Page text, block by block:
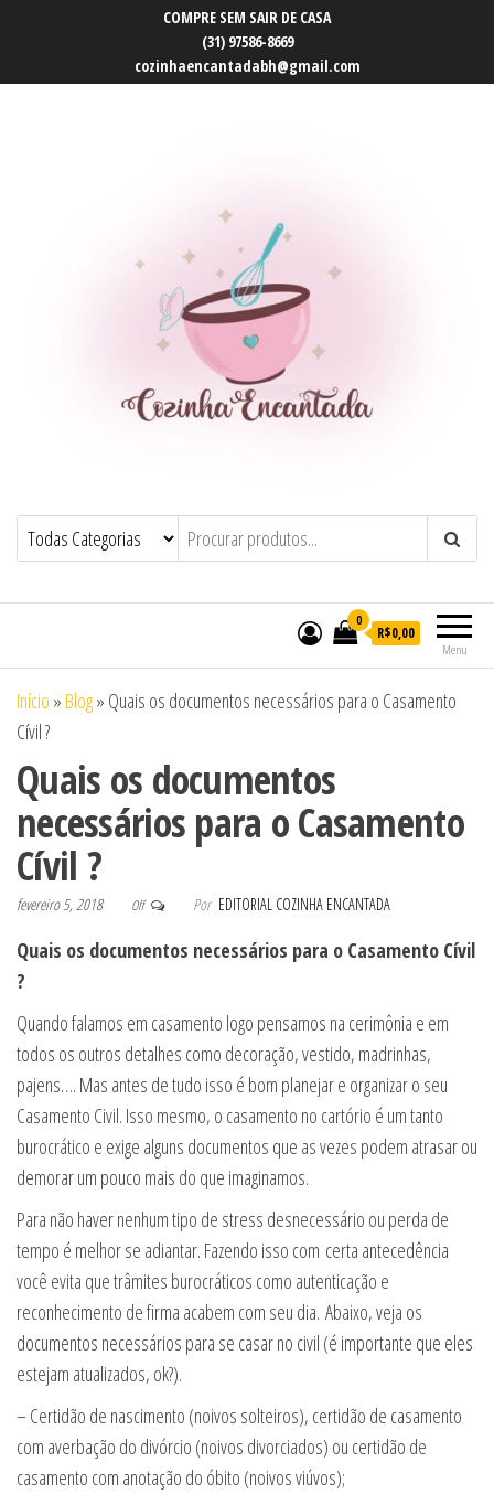
COMPRE SEM SAIR DE CASA
(31) 97586-8669
cozinhaencantadabh@gmail.com
Bolos em Maceió | Bolos
Personalizados de Casamento e
Personalizados de Casamento e
Aniversário em Maceió – Confeitaria
Cozinha Encantada
Bolos em Maceió | Bolos Personalizados
de Casamento e Aniversário em Maceió |
Doces Personalizados de Casamento e
Cozinha Encantada
Menu
0
R$0,00
Início » Blog» Quais os documentos necessários para o Casamento
Cívil ?
Quais os documentos
necessários para o Casamento
Cívil ?
fevereiro 5, 2018 Off Por EDITORIAL COZINHA ENCANTADA
Quais os documentos necessários para o Casamento Cívil
?
Quando falamos em casamento logo pensamos na cerimônia e em
todos os outros detalhes como decoração, vestido, madrinhas,
pajens…. Mas antes de tudo isso é bom planejar e organizar o seu
Casamento Civil. Isso mesmo, o casamento no cartório é um tanto
burocrático e exige alguns documentos que as vezes podem atrasar ou
demorar um pouco mais do que imaginamos.
Para não haver nenhum tipo de stress desnecessário ou perda de
tempo é melhor se adiantar. Fazendo isso com certa antecedência
você evita que trâmites burocráticos como autenticação e
reconhecimento de firma acabem com seu dia. Abaixo, veja os
documentos necessários para se casar no civil (é importante que eles
estejam atualizados, ok?).
– Certidão de nascimento (noivos solteiros), certidão de casamento
com averbação do divórcio (noivos divorciados) ou certidão de
casamento com anotação do óbito (noivos viúvos);